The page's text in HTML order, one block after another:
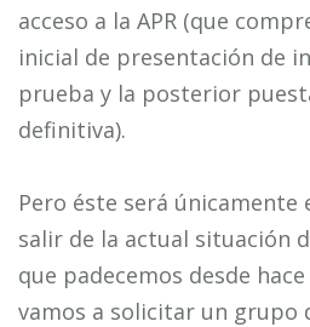
acceso a la APR (que
inicial de presentación de
prueba y la posterior
definitiva).
Pero éste será
salir de la actual situación
que padecemos desde
vamos a solicitar un grupo